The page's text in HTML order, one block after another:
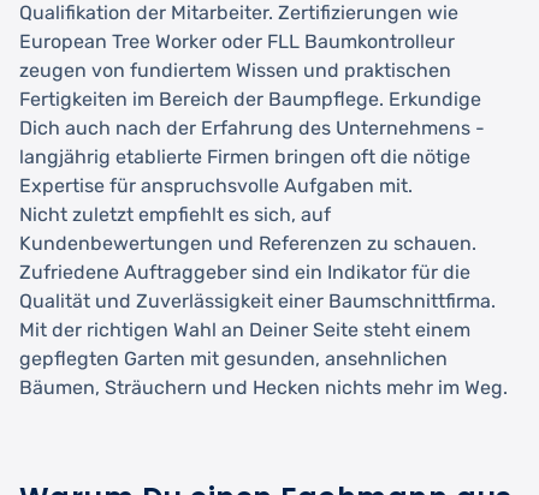
Qualifikation der Mitarbeiter. Zertifizierungen wie
European Tree Worker oder FLL Baumkontrolleur
zeugen von fundiertem Wissen und praktischen
Fertigkeiten im Bereich der Baumpflege. Erkundige
Dich auch nach der Erfahrung des Unternehmens -
langjährig etablierte Firmen bringen oft die nötige
Expertise für anspruchsvolle Aufgaben mit.
Nicht zuletzt empfiehlt es sich, auf
Kundenbewertungen und Referenzen zu schauen.
Zufriedene Auftraggeber sind ein Indikator für die
Qualität und Zuverlässigkeit einer Baumschnittfirma.
Mit der richtigen Wahl an Deiner Seite steht einem
gepflegten Garten mit gesunden, ansehnlichen
Bäumen, Sträuchern und Hecken nichts mehr im Weg.